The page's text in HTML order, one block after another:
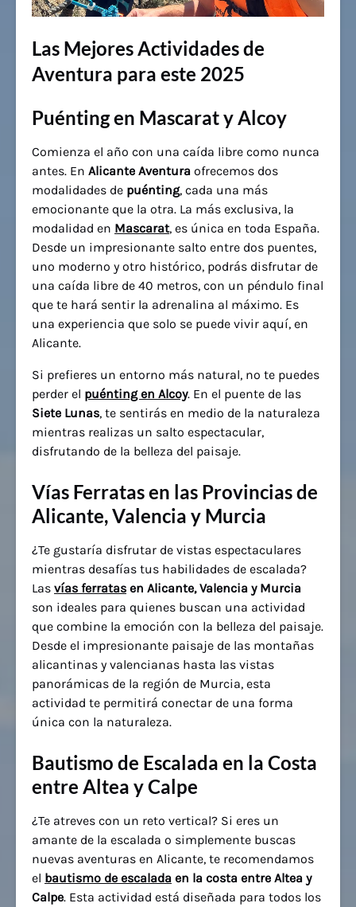
Las Mejores Actividades de
Aventura para este 2025
Puénting en Mascarat y Alcoy
Comienza el año con una caída libre como nunca
antes. En Alicante Aventura ofrecemos dos
modalidades de puénting, cada una más
emocionante que la otra. La más exclusiva, la
modalidad en Mascarat, es única en toda España.
Desde un impresionante salto entre dos puentes,
uno moderno y otro histórico, podrás disfrutar de
una caída libre de 40 metros, con un péndulo final
que te hará sentir la adrenalina al máximo. Es
una experiencia que solo se puede vivir aquí, en
Alicante.
Si prefieres un entorno más natural, no te puedes
perder el puénting en Alcoy. En el puente de las
Siete Lunas, te sentirás en medio de la naturaleza
mientras realizas un salto espectacular,
disfrutando de la belleza del paisaje.
Vías Ferratas en las Provincias de
Alicante, Valencia y Murcia
¿Te gustaría disfrutar de vistas espectaculares
mientras desafías tus habilidades de escalada?
Las vías ferratas en Alicante, Valencia y Murcia
son ideales para quienes buscan una actividad
que combine la emoción con la belleza del paisaje.
Desde el impresionante paisaje de las montañas
alicantinas y valencianas hasta las vistas
panorámicas de la región de Murcia, esta
actividad te permitirá conectar de una forma
única con la naturaleza.
Bautismo de Escalada en la Costa
entre Altea y Calpe
¿Te atreves con un reto vertical? Si eres un
amante de la escalada o simplemente buscas
nuevas aventuras en Alicante, te recomendamos
el bautismo de escalada en la costa entre Altea y
Calpe. Esta actividad está diseñada para todos los